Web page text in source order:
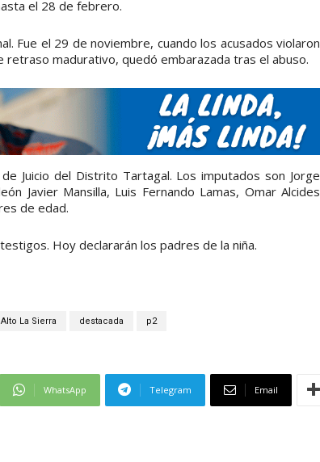
el 28 de febrero.
Fue el 29 de noviembre, cuando los acusados violaron
retraso madurativo, quedó embarazada tras el abuso.
Juicio del Distrito Tartagal. Los imputados son Jorge
Javier Mansilla, Luis Fernando Lamas, Omar Alcides
de edad.
Hoy declararán los padres de la niña.
Alto La Sierra destacada p2
WhatsApp Telegram Email